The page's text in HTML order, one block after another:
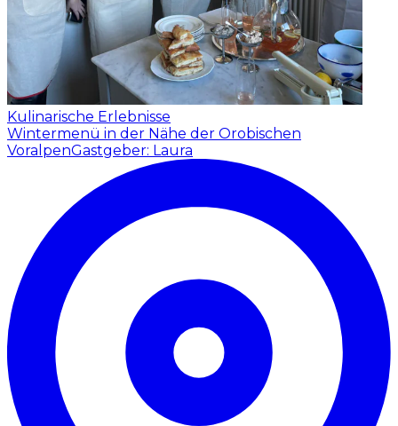
Kulinarische Erlebnisse
Wintermenü in der Nähe der Orobischen
VoralpenGastgeber: Laura